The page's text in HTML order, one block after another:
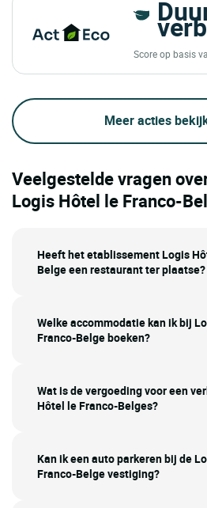
Score op basis
Meer acties
Veelgestelde vragen
Logis Hôtel le Franco-
Heeft het etablissement Logis
Belge een restaurant ter plaatse?
Welke accommodatie kan ik bij
Franco-Belge boeken?
Wat is de vergoeding voor een
Hôtel le Franco-Belges?
Kan ik een auto parkeren bij de
Franco-Belge vestiging?